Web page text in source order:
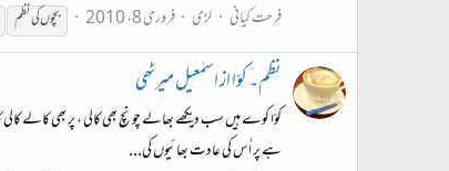
فرحت کیانی لڑی فروری 8، 2010 بچوںکینظم
نظم۔ کوّا از اسمٰعیل میرٹھی
کوّا کوے ہیں سب دیکھے بھالے چونچ بھی کالی ، پر بھی کالے
ہے پر اُس کی عادت بھائیوں کی...